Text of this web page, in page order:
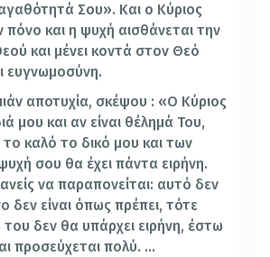
Σου». Και ο Κύριος
πόνο και η ψυχή αισθάνεται την
και μένει κοντά στον Θεό
ευγνωμοσύνη.
αποτυχία, σκέψου : «Ο Κύριος
μου και αν είναι θέλημά Του,
το καλό το δικό μου και των
σου θα έχει πάντα ειρήνη.
να παραπονείται: αυτό δεν
δεν είναι όπως πρέπει, τότε
δεν θα υπάρχει ειρήνη, έστω
προσεύχεται πολύ. …